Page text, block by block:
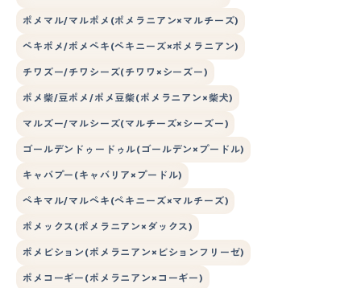
ポメマル/マルポメ(ポメラニアン×マルチーズ)
ペキポメ/ポメペキ(ペキニーズ×ポメラニアン)
チワズー/チワシーズ(チワワ×シーズー)
ポメ柴/豆ポメ/ポメ豆柴(ポメラニアン×柴犬)
マルズー/マルシーズ(マルチーズ×シーズー)
ゴールデンドゥードゥル(ゴールデン×プードル)
キャバプー(キャバリア×プードル)
ペキマル/マルペキ(ペキニーズ×マルチーズ)
ポメックス(ポメラニアン×ダックス)
ポメビション(ポメラニアン×ビションフリーゼ)
ポメコーギー(ポメラニアン×コーギー)